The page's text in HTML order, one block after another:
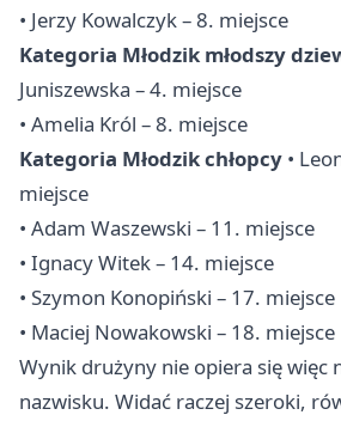
• Jerzy Kowalczyk – 8. miejsce
Kategoria Młodzik młodszy
Juniszewska – 4. miejsce
• Amelia Król – 8. miejsce
Kategoria Młodzik chłopcy •
miejsce
• Adam Waszewski – 11. miejsce
• Ignacy Witek – 14. miejsce
• Szymon Konopiński – 17. miejsce
• Maciej Nowakowski – 18. miejsce
Wynik drużyny nie opiera się więc
nazwisku. Widać raczej szeroki,